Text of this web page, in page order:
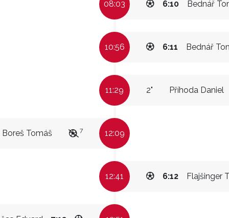
08:03 Bednář
6:10
10:56 Bednář
6:11
11:29 Příhoda Daniel
2"
Boreš Tomáš 7 12:09
12:41 Flajšinger
6:12